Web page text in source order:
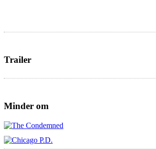
Trailer
Minder om